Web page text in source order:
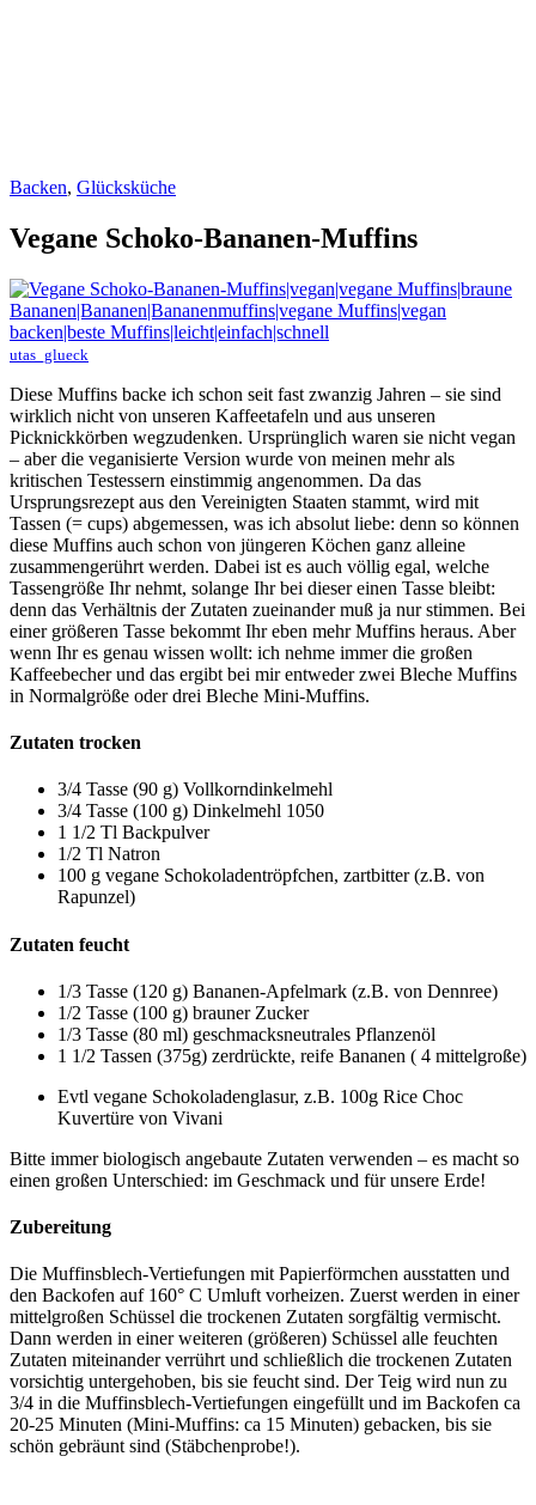
Backen, Glücksküche
Vegane Schoko-Bananen-Muffins
utas_glueck
Diese Muffins backe ich schon seit fast zwanzig Jahren – sie sind
wirklich nicht von unseren Kaffeetafeln und aus unseren
Picknickkörben wegzudenken. Ursprünglich waren sie nicht vegan
– aber die veganisierte Version wurde von meinen mehr als
kritischen Testessern einstimmig angenommen. Da das
Ursprungsrezept aus den Vereinigten Staaten stammt, wird mit
Tassen (= cups) abgemessen, was ich absolut liebe: denn so können
diese Muffins auch schon von jüngeren Köchen ganz alleine
zusammengerührt werden. Dabei ist es auch völlig egal, welche
Tassengröße Ihr nehmt, solange Ihr bei dieser einen Tasse bleibt:
denn das Verhältnis der Zutaten zueinander muß ja nur stimmen. Bei
einer größeren Tasse bekommt Ihr eben mehr Muffins heraus. Aber
wenn Ihr es genau wissen wollt: ich nehme immer die großen
Kaffeebecher und das ergibt bei mir entweder zwei Bleche Muffins
in Normalgröße oder drei Bleche Mini-Muffins.
Zutaten trocken
3/4 Tasse (90 g) Vollkorndinkelmehl
3/4 Tasse (100 g) Dinkelmehl 1050
1 1/2 Tl Backpulver
1/2 Tl Natron
100 g vegane Schokoladentröpfchen, zartbitter (z.B. von
Rapunzel)
Zutaten feucht
1/3 Tasse (120 g) Bananen-Apfelmark (z.B. von Dennree)
1/2 Tasse (100 g) brauner Zucker
1/3 Tasse (80 ml) geschmacksneutrales Pflanzenöl
1 1/2 Tassen (375g) zerdrückte, reife Bananen ( 4 mittelgroße)
Evtl vegane Schokoladenglasur, z.B. 100g Rice Choc
Kuvertüre von Vivani
Bitte immer biologisch angebaute Zutaten verwenden – es macht so
einen großen Unterschied: im Geschmack und für unsere Erde!
Zubereitung
Die Muffinsblech-Vertiefungen mit Papierförmchen ausstatten und
den Backofen auf 160° C Umluft vorheizen. Zuerst werden in einer
mittelgroßen Schüssel die trockenen Zutaten sorgfältig vermischt.
Dann werden in einer weiteren (größeren) Schüssel alle feuchten
Zutaten miteinander verrührt und schließlich die trockenen Zutaten
vorsichtig untergehoben, bis sie feucht sind. Der Teig wird nun zu
3/4 in die Muffinsblech-Vertiefungen eingefüllt und im Backofen ca
20-25 Minuten (Mini-Muffins: ca 15 Minuten) gebacken, bis sie
schön gebräunt sind (Stäbchenprobe!).